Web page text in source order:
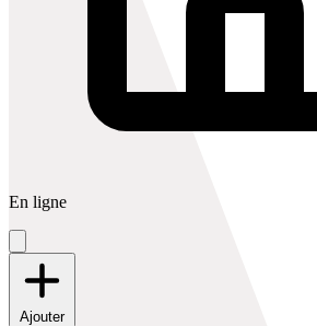
En ligne
Ajouter